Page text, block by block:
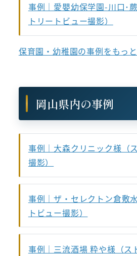
事例｜愛嬰幼保学園-川口･
トリートビュー撮影）
保育園・幼稚園の事例をもっ
岡山県内の事例
事例｜大森クリニック様（
撮影）
事例｜ザ・セレクトン倉敷
トビュー撮影）
事例｜三流酒場 粋や様（ス